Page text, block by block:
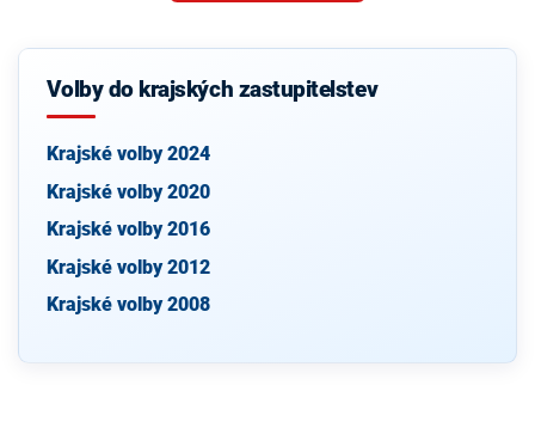
Volby do krajských zastupitelstev
Krajské volby 2024
Krajské volby 2020
Krajské volby 2016
Krajské volby 2012
Krajské volby 2008